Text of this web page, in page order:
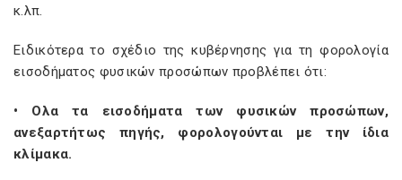
κ.λπ.
Ειδικότερα το σχέδιο της κυβέρνησης για τη φορολογία
εισοδήματος φυσικών προσώπων προβλέπει ότι:
• Ολα τα εισοδήματα των φυσικών προσώπων,
ανεξαρτήτως πηγής, φορολογούνται με την ίδια
κλίμακα.